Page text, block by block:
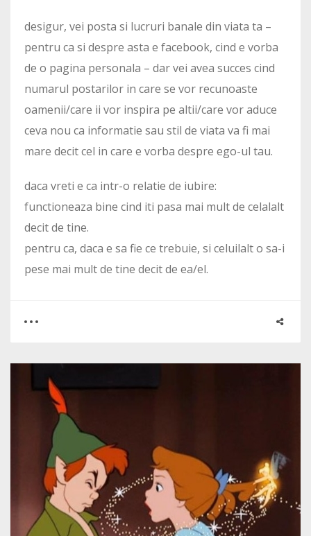
desigur, vei posta si lucruri banale din viata ta –
pentru ca si despre asta e facebook, cind e vorba
de o pagina personala – dar vei avea succes cind
numarul postarilor in care se vor recunoaste
oamenii/care ii vor inspira pe altii/care vor aduce
ceva nou ca informatie sau stil de viata va fi mai
mare decit cel in care e vorba despre ego-ul tau.
daca vreti e ca intr-o relatie de iubire:
functioneaza bine cind iti pasa mai mult de celalalt
decit de tine.
pentru ca, daca e sa fie ce trebuie, si celuilalt o sa-i
pese mai mult de tine decit de ea/el.